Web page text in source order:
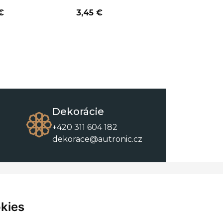
3,45 €
Dekorácie
+420 311 604 182
dekorace@autronic.cz
Kontakty